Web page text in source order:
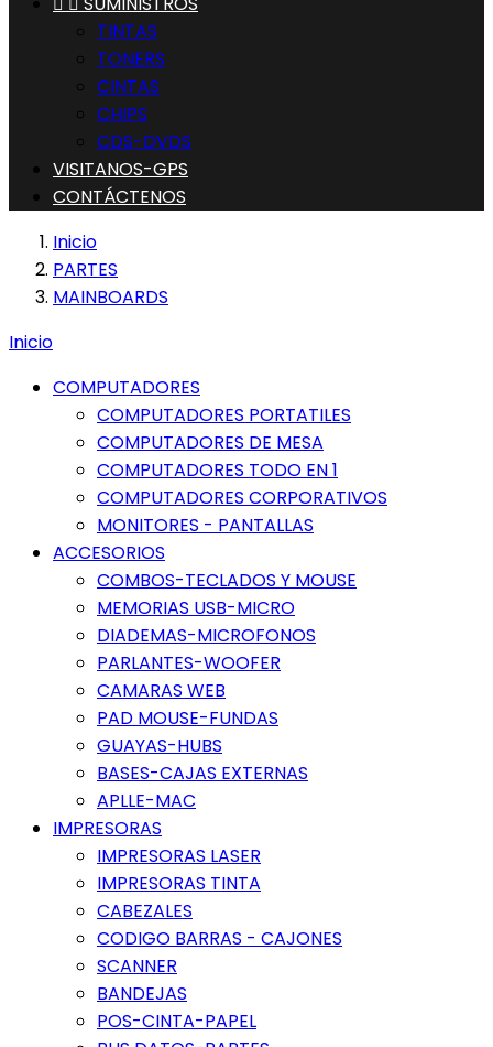
TINTAS
TONERS
CINTAS
CHIPS
CDS-DVDS
VISITANOS-GPS
CONTÁCTENOS
Inicio
PARTES
MAINBOARDS
Inicio
COMPUTADORES
COMPUTADORES PORTATILES
COMPUTADORES DE MESA
COMPUTADORES TODO EN 1
COMPUTADORES CORPORATIVOS
MONITORES - PANTALLAS
ACCESORIOS
COMBOS-TECLADOS Y MOUSE
MEMORIAS USB-MICRO
DIADEMAS-MICROFONOS
PARLANTES-WOOFER
CAMARAS WEB
PAD MOUSE-FUNDAS
GUAYAS-HUBS
BASES-CAJAS EXTERNAS
APLLE-MAC
IMPRESORAS
IMPRESORAS LASER
IMPRESORAS TINTA
CABEZALES
CODIGO BARRAS - CAJONES
SCANNER
BANDEJAS
POS-CINTA-PAPEL